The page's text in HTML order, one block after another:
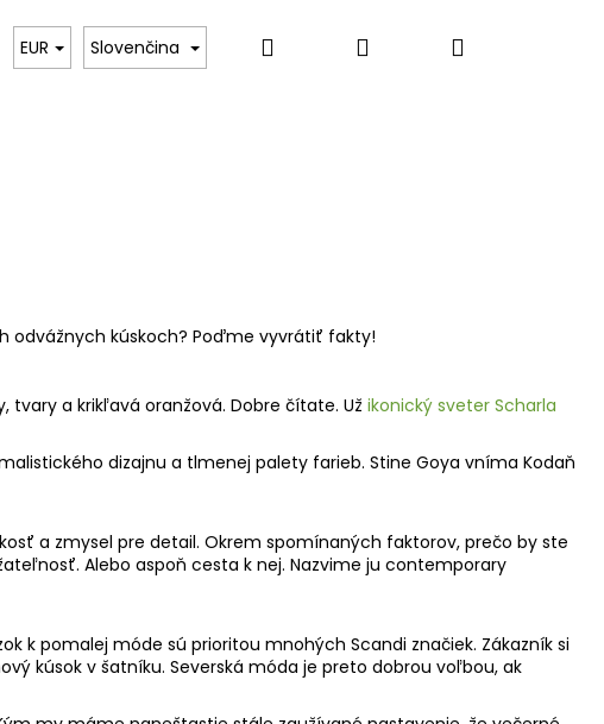
SALE Predávané značky VEĽKOSTNÉ
EUR Slovenčina Hľadať PrihlásenieNákupný
odvážnych kúskoch? Poďme vyvrátiť fakty!
tvary a krikľavá oranžová. Dobre čítate. Už ikonický sveter Scharla
dizajnu a tlmenej palety farieb. Stine Goya vníma Kodaň
ť a zmysel pre detail. Okrem spomínaných faktorov, prečo by ste
ateľnosť. Alebo aspoň cesta k nej. Nazvime ju contemporary
k pomalej móde sú prioritou mnohých Scandi značiek. Zákazník si
ý kúsok v šatníku. Severská móda je preto dobrou voľbou, ak